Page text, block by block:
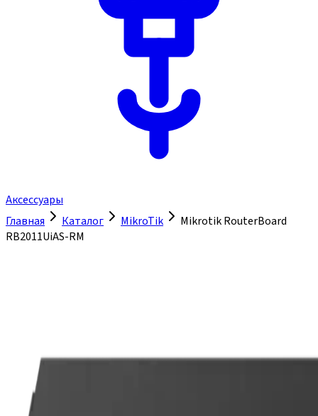
Аксессуары
Главная
Каталог MikroTik
Mikrotik RouterBoard
RB2011UiAS-RM